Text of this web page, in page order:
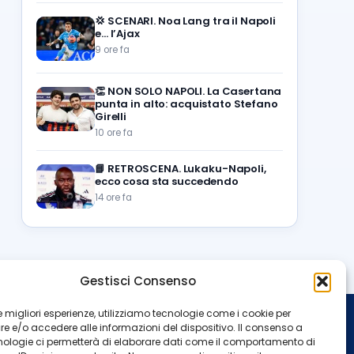
Gestisci Consenso
migliori esperienze, utilizziamo tecnologie come i cookie per
e/o accedere alle informazioni del dispositivo. Il consenso a
ci permetterà di elaborare dati come il comportamento di
💢 SCENARI. Noa Lang tra il Napoli
e… l’Ajax
9 ore fa
👏 NON SOLO NAPOLI. La Casertana
punta in alto: acquistato Stefano
Girelli
10 ore fa
📘 RETROSCENA. Lukaku-Napoli,
ecco cosa sta succedendo
14 ore fa
INFO